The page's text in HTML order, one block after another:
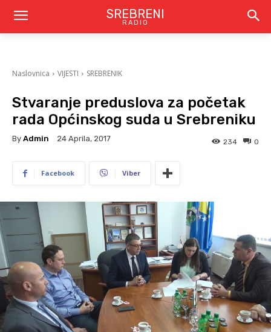
SREBRENI
RADIO
Naslovnica VIJESTI SREBRENIK
Stvaranje preduslova za početak
rada Općinskog suda u Srebreniku
By Admin 24 Aprila, 2017 0
234
Facebook Viber